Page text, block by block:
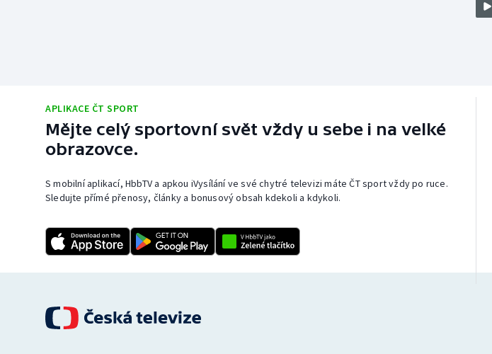
APLIKACE ČT SPORT
Mějte celý sportovní svět vždy u sebe i na velké
obrazovce.
S mobilní aplikací, HbbTV a apkou iVysílání ve své chytré televizi máte ČT sport vždy po ruce.
Sledujte přímé přenosy, články a bonusový obsah kdekoli a kdykoli.